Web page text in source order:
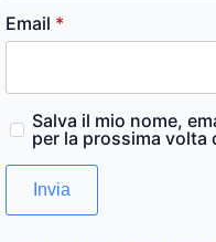
Email *
Salva il mio nome,
per la prossima volta